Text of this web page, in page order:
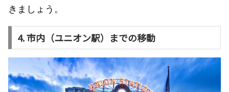
きましょう。
4. 市内（ユニオン駅）までの移動